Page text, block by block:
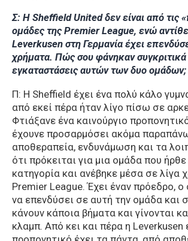
Σ: Η Sheffield United δεν είναι από τις
ομάδες της Premier League, ενώ
Leverkusen στη Γερμανία έχει
χρήματα. Πώς σου φάνηκαν συγκριτικά
εγκαταστάσεις αυτών των δυο ομάδων;
Π: Η Sheffield έχει ένα πολύ κάλο
από εκεί πέρα ήταν λίγο πίσω σε
Φτιάξανε ένα καινούργιο
έχουνε προσαρμόσει ακόμα
αποθεραπεία, ενδυνάμωση και τα
ότι πρόκειται για μια ομάδα που
κατηγορία και ανέβηκε μέσα σε λίγα
Premier League. Έχει έναν πρόεδρο, ο
να επενδύσει σε αυτή την ομάδα και
κάνουν κάποια βήματα και γίνονται
κλαμπ. Από κει και πέρα η Leverkusen